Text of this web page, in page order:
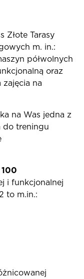
Złote Tarasy
m. in.:
półwolnych
oraz
na
na Was jedna z
do treningu
i funkcjonalnej
to m.in.: